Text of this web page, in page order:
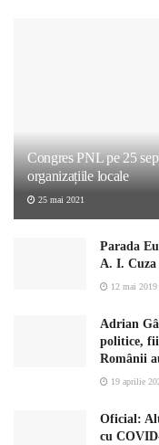
Congres PNL pe 25
organizațiile locale
25 mai 2021
Parada
A. I. Cuza
12 mai 2019
Adrian
politice,
Românii
19 aprilie
Oficial:
cu